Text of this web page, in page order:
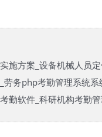
施方案_设备机械人员
劳务php考勤管理系统系
勤软件_科研机构考勤